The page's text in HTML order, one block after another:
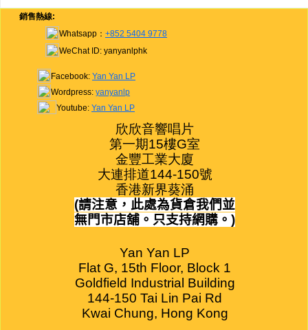
銷售熱線:
Whatsapp： +852 5404 9778
WeChat ID: yanyanlphk
Facebook: Yan Yan LP
Wordpress: yanyanlp
Youtube: Yan Yan LP
欣欣音響唱片
第一期15樓G室
金豐工業大廈
大連排道144-150號
香港新界葵涌
(請注意，此處為貨倉我們並
無門市店舖。只支持網購。 )
Yan Yan LP
Flat G, 15th Floor, Block 1
Goldfield Industrial Building
144-150 Tai Lin Pai Rd
Kwai Chung, Hong Kong